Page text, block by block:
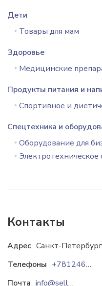
Дети
Товары для мам
Здоровье
Медицинские
Продукты питания и
Спортивное и
Спецтехника и
Оборудование для
Электротехническое
Контакты
Адрес Санкт-
Телефоны
+78124679545
Почта
info@sellty.ru